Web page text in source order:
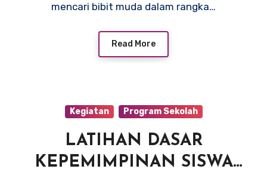
mencari bibit muda dalam rangka…
Read More
Kegiatan Program Sekolah
LATIHAN DASAR
KEPEMIMPINAN SISWA